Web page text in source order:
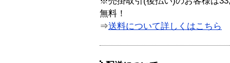
無料！
⇒送料について詳しくはこちら